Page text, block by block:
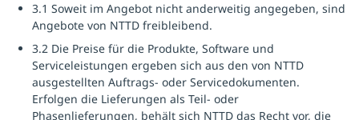
3.1 Soweit im Angebot nicht anderweitig angegeben, sind
Angebote von NTTD freibleibend.
3.2 Die Preise für die Produkte, Software und
Serviceleistungen ergeben sich aus den von NTTD
ausgestellten Auftrags- oder Servicedokumenten.
Erfolgen die Lieferungen als Teil- oder
Phasenlieferungen, behält sich NTTD das Recht vor, die